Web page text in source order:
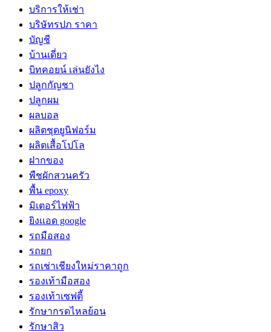
บริการให้เช่า
บริษัทรปภ ราคา
บัญชี
บ้านเดี่ยว
บิทคอยน์ เล่นยังไง
ปลูกกัญชา
ปลูกผม
ผลบอล
ผลิตชุดยูนิฟอร์ม
ผลิตเสื้อโปโล
ฝากของ
พืชผักสวนครัว
พื้น epoxy
มิเตอร์ไฟฟ้า
ยิงแอด google
รถมือสอง
รถยก
รถเช่าเชียงใหม่ราคาถูก
รองเท้ามือสอง
รองเท้าเซฟตี้
รักษากรดไหลย้อน
รักษาสิว